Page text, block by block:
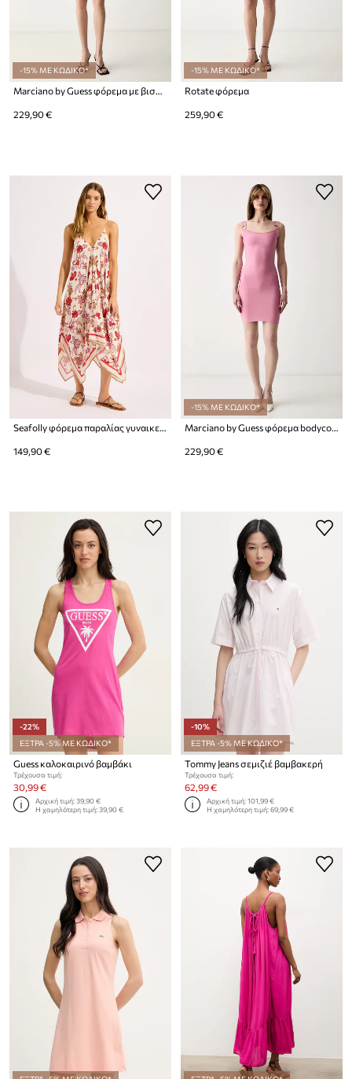
-15% ΜΕ ΚΩΔΙΚΟ*
Marciano by Guess φόρεμα με βισκόζη YAMNA
229,90 €
-15% ΜΕ ΚΩΔΙΚΟ*
Rotate φόρεμα
259,90 €
149,90 €
-15% ΜΕ ΚΩΔΙΚΟ*
229,90 €
-22%
ΕΞΤΡΑ -5% ΜΕ ΚΩΔΙΚΟ*
Guess καλοκαιρινό βαμβάκι
Τρέχουσα τιμή:
30,99 €
Αρχική τιμή:39,90 €
Η χαμηλότερη τιμή:39,90 €
-10%
ΕΞΤΡΑ -5% ΜΕ ΚΩΔΙΚΟ*
Tommy Jeans σεμιζιέ βαμβακερή
Τρέχουσα τιμή:
62,99 €
Αρχική τιμή:101,99 €
Η χαμηλότερη τιμή:69,99 €